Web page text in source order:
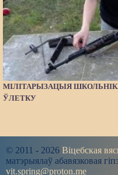
МІЛІТАРЫЗАЦЫЯ
ЎЛЕТКУ
© 2011 - 2026 Віцебская
матэрыялаў абавязковая
vit.spring@proton.me